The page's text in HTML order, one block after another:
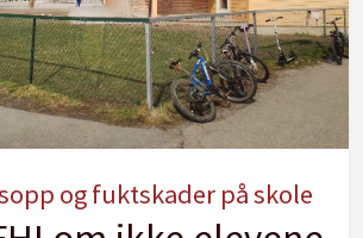
og fuktskader på skole